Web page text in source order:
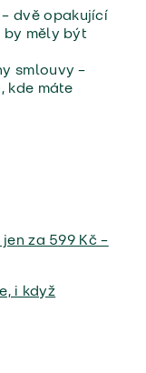
dvě opakující
měly být
smlouvy –
kde máte
za 599 Kč –
i když